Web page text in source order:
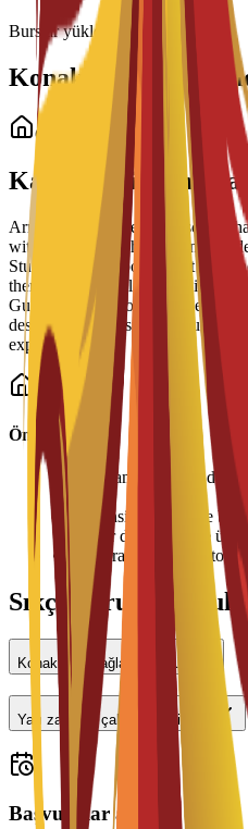
Burslar yükleniyor...
Konaklama
Öğrenci Konaklama
Kampüs İçi
Arrangement Types: The school
with a number of hostels and
Students have reported that the
them to settle well into life in
Guidance is part of a broader
designed to help students succeed
experience.
Önemli Bilgiler
•Konaklama ücretleri
ödenir
Oda tahsisi müsaitliğe
• Fiyatlar değişebilir ve
• Giriş sırasında depozito
Sıkça Sorulan Sorular
Konaklama sağlanıyor mu?
Yarı zamanlı çalışabilir miyim?
Başvurular açık